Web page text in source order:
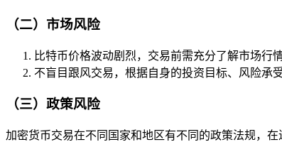
（二）市场风险
比特币价格波动剧烈，交易前需充分了解市场行
不盲目跟风交易，根据自身的投资目标、风险承
（三）政策风险
加密货币交易在不同国家和地区有不同的政策法规，